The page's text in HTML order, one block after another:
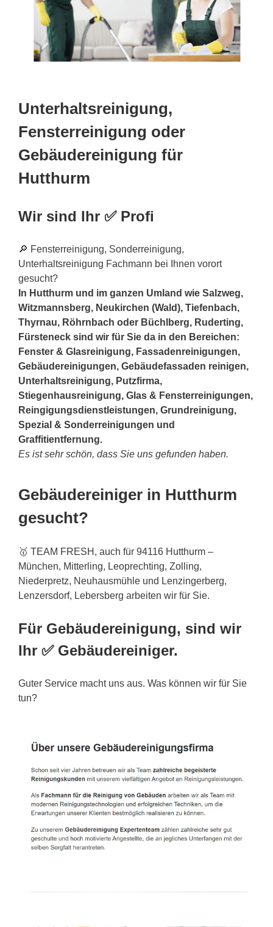
Unterhaltsreinigung,
Fensterreinigung oder
Gebäudereinigung für
Hutthurm
Wir sind Ihr ✅ Profi
🔎 Fensterreinigung, Sonderreinigung,
Unterhaltsreinigung Fachmann bei Ihnen vorort
gesucht?
In Hutthurm und im ganzen Umland wie Salzweg,
Witzmannsberg, Neukirchen (Wald), Tiefenbach,
Thyrnau, Röhrnbach oder Büchlberg, Ruderting,
Fürsteneck sind wir für Sie da in den Bereichen:
Fenster & Glasreinigung, Fassadenreinigungen,
Gebäudereinigungen, Gebäudefassaden reinigen,
Unterhaltsreinigung, Putzfirma,
Stiegenhausreinigung, Glas & Fensterreinigungen,
Reingigungsdienstleistungen, Grundreinigung,
Spezial & Sonderreinigungen und
Graffitientfernung.
Es ist sehr schön, dass Sie uns gefunden haben.
Gebäudereiniger in Hutthurm
gesucht?
🥇 TEAM FRESH, auch für 94116 Hutthurm –
München, Mitterling, Leoprechting, Zolling,
Niederpretz, Neuhausmühle und Lenzingerberg,
Lenzersdorf, Lebersberg arbeiten wir für Sie.
Für Gebäudereinigung, sind wir
Ihr ✅ Gebäudereiniger.
Guter Service macht uns aus. Was können wir für Sie
tun?